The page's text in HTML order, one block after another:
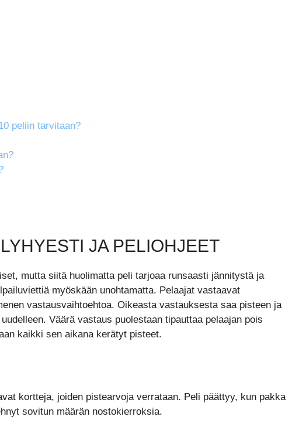
peliin tarvitaan?
JA PELIOHJEET
mutta siitä huolimatta peli tarjoaa runsaasti jännitystä ja
myöskään unohtamatta. Pelaajat vastaavat
vastausvaihtoehtoa. Oikeasta vastauksesta saa pisteen ja
Väärä vastaus puolestaan tipauttaa pelaajan pois
kaikki sen aikana kerätyt pisteet.
kortteja, joiden pistearvoja verrataan. Peli päättyy, kun pakka
sovitun määrän nostokierroksia.